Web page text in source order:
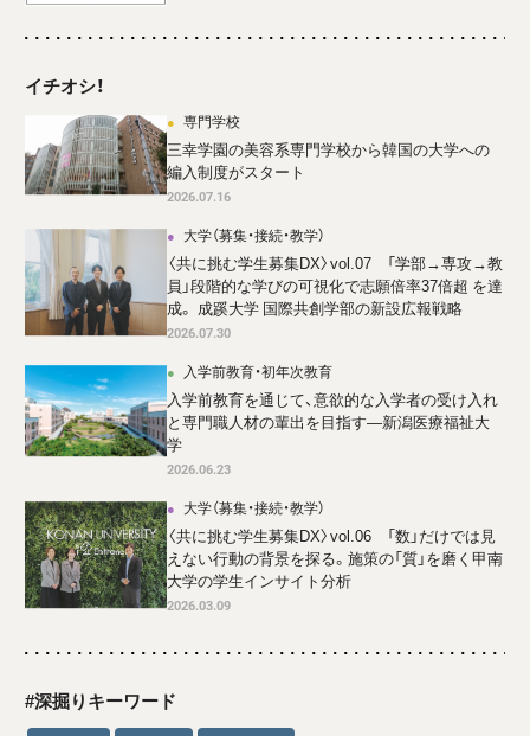
イチオシ！
専門学校
三幸学園の美容系専門学校から韓国の大学への
編入制度がスタート
2026.07.16
大学（募集・接続・教学）
〈共に挑む学生募集DX〉vol.07 「学部→専攻→教
員」段階的な学びの可視化で志願倍率37倍超 を達
成。 成蹊大学 国際共創学部の新設広報戦略
2026.07.30
入学前教育・初年次教育
入学前教育を通じて、意欲的な入学者の受け入れ
と専門職人材の輩出を目指す―新潟医療福祉大
学
2026.06.23
大学（募集・接続・教学）
〈共に挑む学生募集DX〉vol.06 「数」だけでは見
えない行動の背景を探る。施策の「質」を磨く甲南
大学の学生インサイト分析
2026.03.09
#深掘りキーワード